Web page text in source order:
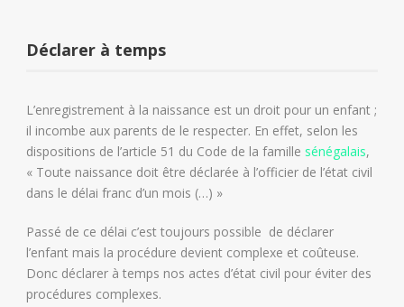
Déclarer à temps
L’enregistrement à la naissance est un droit pour un enfant ;
il incombe aux parents de le respecter. En effet, selon les
dispositions de l’article 51 du Code de la famille sénégalais,
« Toute naissance doit être déclarée à l’officier de l’état civil
dans le délai franc d’un mois (…) »
Passé de ce délai c’est toujours possible de déclarer
l’enfant mais la procédure devient complexe et coûteuse.
Donc déclarer à temps nos actes d’état civil pour éviter des
procédures complexes.